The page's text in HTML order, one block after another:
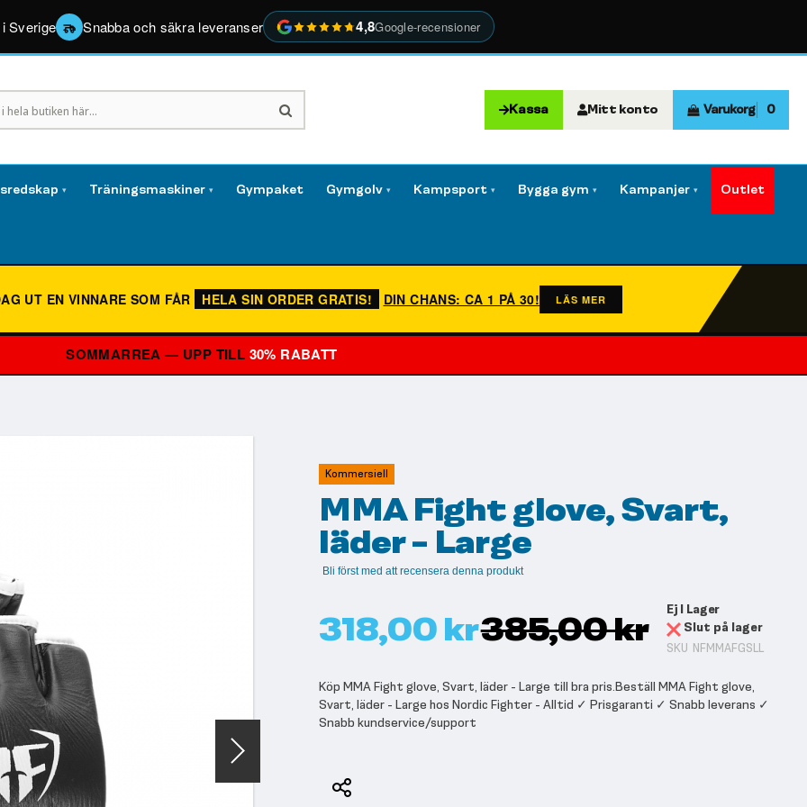
Sverige Snabba och säkra leveranser 4,8Google-recensioner
Kassa Mitt konto Varukorg 0
▾ Träningsmaskiner ▾ Gympaket Gymgolv ▾ Kampsport ▾ Bygga gym ▾ Kampanjer ▾ Outlet
UT EN VINNARE SOM FÅR HELA SIN ORDER GRATIS! DIN CHANS: CA 1 PÅ 30! LÄS MER
SOMMARREA — UPP TILL 30% RABATT
Kommersiell
MMA Fight glove, Svart,
läder - Large
Bli först med att recensera denna produkt
318,00 kr385,00 kr
Ej I Lager
Slut på lager
SKU NFMMAFGSLL
Köp MMA Fight glove, Svart, läder - Large till bra pris.Beställ MMA Fight glove,
Svart, läder - Large hos Nordic Fighter - Alltid ✓ Prisgaranti ✓ Snabb leverans ✓
Snabb kundservice/support